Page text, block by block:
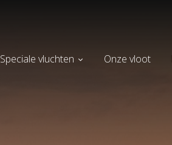
Speciale vluchten Onze vloot